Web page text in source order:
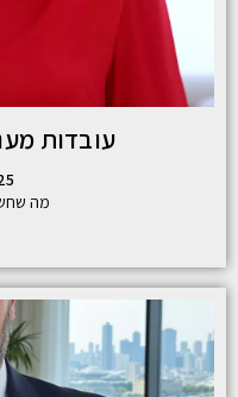
עובדות
מה